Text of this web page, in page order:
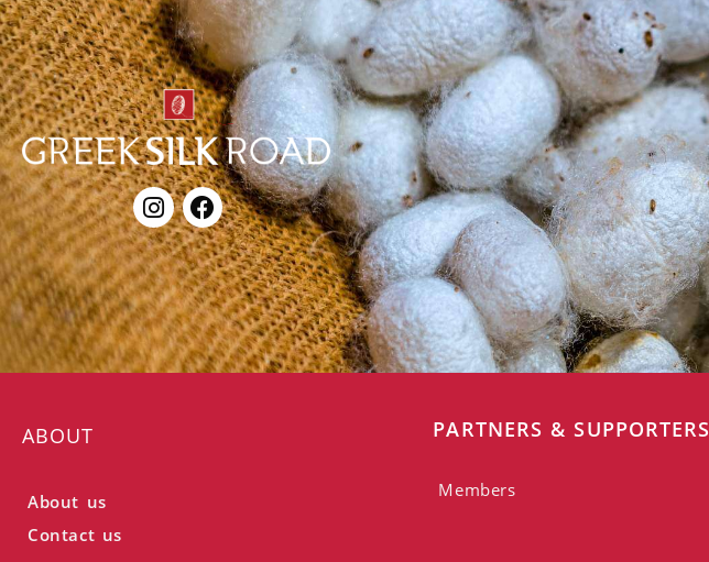
ABOUT
About us
Contact us
PARTNERS & SUPPORTERS
Members